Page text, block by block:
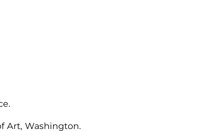
Art, Washington.